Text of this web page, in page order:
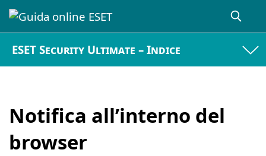
ESET Security Ultimate – Indice
Notifica all’interno del
browser